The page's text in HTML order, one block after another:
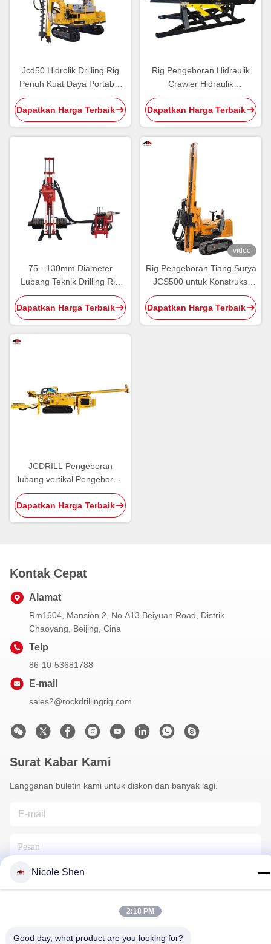
Jcd50 Hidrolik Drilling Rig
Penuh Kuat Daya Portabel
Dth Drilling Rig
Dapatkan Harga Terbaik
Rig Pengeboran Hidraulik
Crawler Hidraulik
Pemasangan Depan untuk
Proyek Konservasi Air
Dapatkan Harga Terbaik
75 - 130mm Diameter
Lubang Teknik Drilling Rig
Konstruksi Drilling
Equipment
Dapatkan Harga Terbaik
video
Rig Pengeboran Tiang Surya
JCS500 untuk Konstruksi
Fondasi Fotovoltaik
Dapatkan Harga Terbaik
JCDRILL Pengeboran
lubang vertikal Pengeboran
tanah Teknik kuku Anchor
Pengeboran rig
Dapatkan Harga Terbaik
Kontak Cepat
Alamat
Rm1604, Mansion 2, No.A13 Beiyuan Road, Distrik
Chaoyang, Beijing, Cina
Telp
86-10-53681788
E-mail
sales2@rockdrillingrig.com
Surat Kabar Kami
Langganan buletin kami untuk diskon dan banyak lagi.
Nicole Shen
2:18 PM
Good day, what product are you looking for?